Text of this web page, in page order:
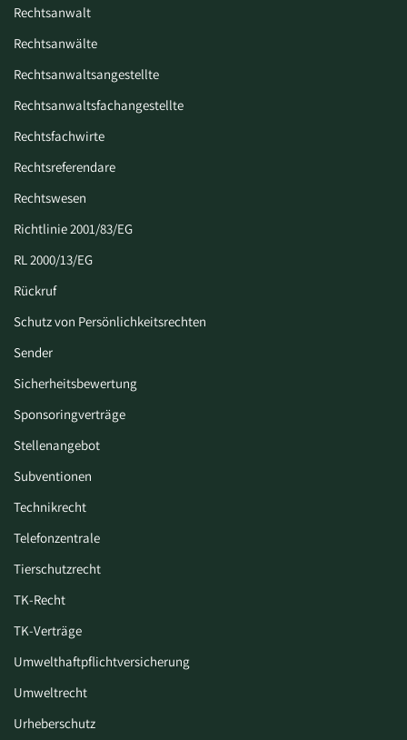
Rechtsanwalt
Rechtsanwälte
Rechtsanwaltsangestellte
Rechtsanwaltsfachangestellte
Rechtsfachwirte
Rechtsreferendare
Rechtswesen
Richtlinie 2001/83/EG
RL 2000/13/EG
Rückruf
Schutz von Persönlichkeitsrechten
Sender
Sicherheitsbewertung
Sponsoringverträge
Stellenangebot
Subventionen
Technikrecht
Telefonzentrale
Tierschutzrecht
TK-Recht
TK-Verträge
Umwelthaftpflichtversicherung
Umweltrecht
Urheberschutz